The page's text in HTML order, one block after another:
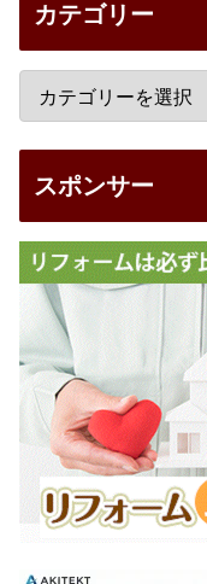
カテゴリー
スポンサー